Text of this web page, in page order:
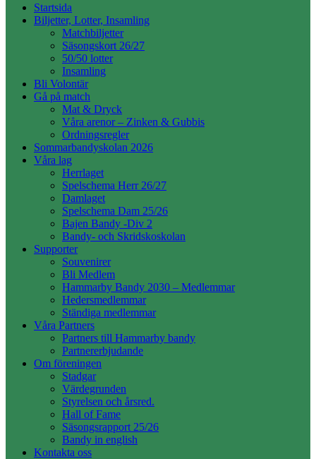
Startsida
Biljetter, Lotter, Insamling
Matchbiljetter
Säsongskort 26/27
50/50 lotter
Insamling
Bli Volontär
Gå på match
Mat & Dryck
Våra arenor – Zinken & Gubbis
Ordningsregler
Sommarbandyskolan 2026
Våra lag
Herrlaget
Spelschema Herr 26/27
Damlaget
Spelschema Dam 25/26
Bajen Bandy -Div 2
Bandy- och Skridskoskolan
Supporter
Souvenirer
Bli Medlem
Hammarby Bandy 2030 – Medlemmar
Hedersmedlemmar
Ständiga medlemmar
Våra Partners
Partners till Hammarby bandy
Partnererbjudande
Om föreningen
Stadgar
Värdegrunden
Styrelsen och årsred.
Hall of Fame
Säsongsrapport 25/26
Bandy in english
Kontakta oss